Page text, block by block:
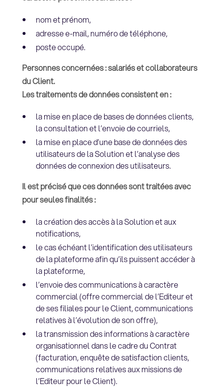
nom et prénom,
adresse e-mail, numéro de téléphone,
poste occupé.
Personnes concernées : salariés et collaborateurs
du Client.
Les traitements de données consistent en :
la mise en place de bases de données clients,
la consultation et l’envoie de courriels,
la mise en place d’une base de données des
utilisateurs de la Solution et l’analyse des
données de connexion des utilisateurs.
Il est précisé que ces données sont traitées avec
pour seules finalités :
la création des accès à la Solution et aux
notifications,
le cas échéant l’identification des utilisateurs
de la plateforme afin qu’ils puissent accéder à
la plateforme,
l’envoie des communications à caractère
commercial (offre commercial de l’Editeur et
de ses filiales pour le Client, communications
relatives à l’évolution de son offre),
la transmission des informations à caractère
organisationnel dans le cadre du Contrat
(facturation, enquête de satisfaction clients,
communications relatives aux missions de
l’Editeur pour le Client).